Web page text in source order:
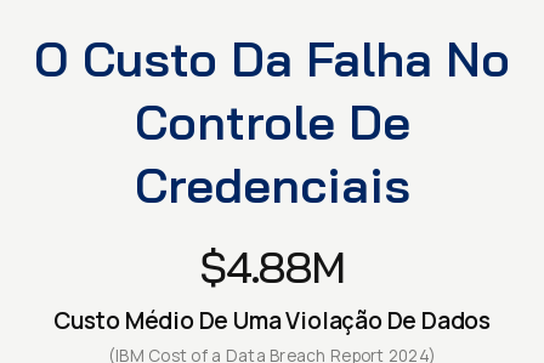
O Custo Da Falha No
Controle De
Credenciais
$4.88M
Custo Médio De Uma Violação De Dados
(IBM Cost of a Data Breach Report 2024)